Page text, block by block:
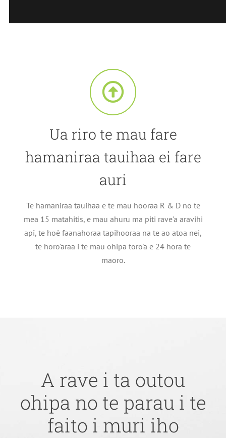
Ua riro te mau fare
hamaniraa tauihaa ei fare
auri
Te hamaniraa tauihaa e te mau hooraa R & D no te
mea 15 matahitis, e mau ahuru ma piti rave'a aravihi
apî, te hoê faanahoraa tapihooraa na te ao atoa nei,
te horo'araa i te mau ohipa toro'a e 24 hora te
maoro.
A rave i ta outou
ohipa no te parau i te
faito i muri iho